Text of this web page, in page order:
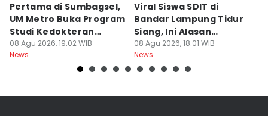
Pertama di Sumbagsel,
UM Metro Buka Program
Studi Kedokteran
Hewan
08 Agu 2026, 19:02 WIB
News
Viral Siswa SDIT di
Bandar Lampung Tidur
Siang, Ini Alasan
Sekolah
08 Agu 2026, 18:01 WIB
News